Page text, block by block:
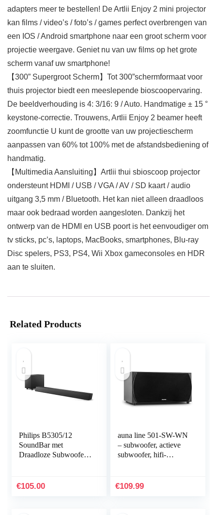
adapters meer te bestellen! De Artlii Enjoy 2 mini projector
kan films / video’s / foto’s / games perfect overbrengen van
een IOS / Android smartphone naar een groot scherm voor
projectie weergave. Geniet nu van uw films op het grote
scherm vanaf uw smartphone!
【300” Supergroot Scherm】Tot 300”schermformaat voor
thuis projector biedt een meeslepende bioscoopervaring.
De beeldverhouding is 4: 3/16: 9 / Auto. Handmatige ± 15 °
keystone-correctie. Trouwens, Artlii Enjoy 2 beamer heeft
zoomfunctie U kunt de grootte van uw projectiescherm
aanpassen van 60% tot 100% met de afstandsbediening of
handmatig.
【Multimedia Aansluiting】Artlii thui sbioscoop projector
ondersteunt HDMI / USB / VGA / AV / SD kaart / audio
uitgang 3,5 mm / Bluetooth. Het kan niet alleen draadloos
maar ook bedraad worden aangesloten. Dankzij het
ontwerp van de HDMI en USB poort is het eenvoudiger om
tv sticks, pc’s, laptops, MacBooks, smartphones, Blu-ray
Disc spelers, PS3, PS4, Wii Xbox gameconsoles en HDR
aan te sluiten.
Related Products
Philips B5305/12
SoundBar met
Draadloze Subwoofer
Bluetooth, HDMI
€105.00
auna line 501-SW-WN
– subwoofer, actieve
subwoofer, hifi-
woofer, geïntegreerde
€109.99